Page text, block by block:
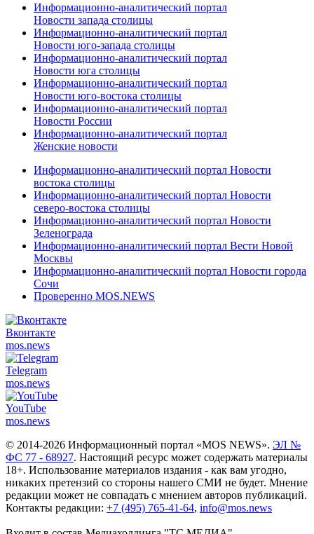
Информационно-аналитический портал
Новости запада столицы
Информационно-аналитический портал
Новости юго-запада столицы
Информационно-аналитический портал
Новости юга столицы
Информационно-аналитический портал
Новости юго-востока столицы
Информационно-аналитический портал
Новости России
Информационно-аналитический портал
Женские новости
Информационно-аналитический портал Новости
востока столицы
Информационно-аналитический портал Новости
северо-востока столицы
Информационно-аналитический портал Новости
Зеленограда
Информационно-аналитический портал Вести Новой
Москвы
Информационно-аналитический портал Новости города
Сочи
Проверенно MOS.NEWS
Вконтакте
mos.news
Telegram
mos.news
YouTube
mos.news
© 2014-2026 Информационный портал «MOS NEWS». ЭЛ №
ФС 77 - 68927. Настоящий ресурс может содержать материалы
18+. Использование материалов издания - как вам угодно,
никаких претензий со стороны нашего СМИ не будет. Мнение
редакции может не совпадать с мнением авторов публикаций.
Контакты редакции: +7 (495) 765-41-64, info@mos.news